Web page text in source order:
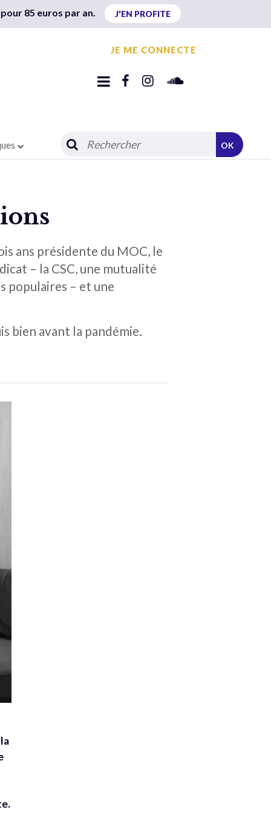
85 euros par an. J'EN PROFITE
JE ME CONNECTE
OK
ans présidente du MOC, le
– la CSC, une mutualité
populaires – et une
bien avant la pandémie.